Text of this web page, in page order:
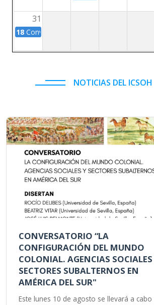
31
18 Conversatorio con la Dra. Cleopatra
NOTICIAS DEL ICSOH
CONVERSATORIO “LA
CONFIGURACIÓN DEL MUNDO
COLONIAL. AGENCIAS
SECTORES SUBALTERNOS EN
AMÉRICA DEL SUR"
Este lunes 10 de agosto se llevará a cabo